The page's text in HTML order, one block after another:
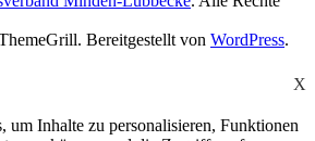
Bereitgestellt von WordPress.
X
um Inhalte zu personalisieren, Funktionen